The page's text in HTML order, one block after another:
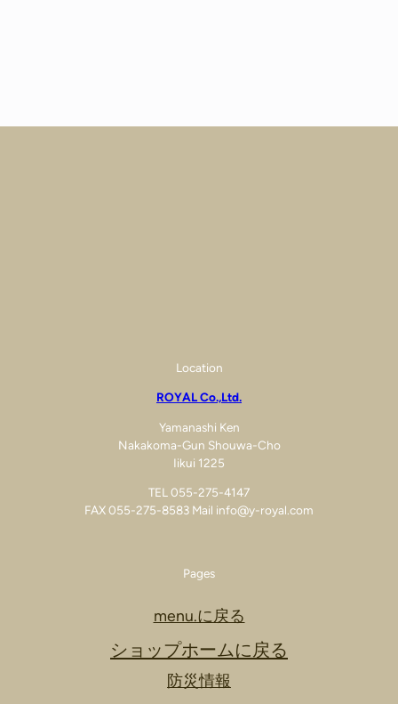
Location
ROYAL Co.,Ltd.
Yamanashi Ken
Nakakoma-Gun Shouwa-Cho
Iikui 1225
TEL 055-275-4147
FAX 055-275-8583 Mail info@y-royal.com
Pages
menu.に戻る
ショップホームに戻る
防災情報